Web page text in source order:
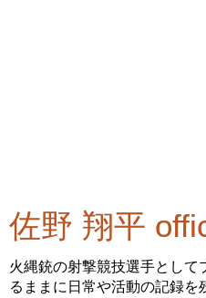
佐野 翔平
火縄銃の射撃競技選手として
るままに日常や活動の記録